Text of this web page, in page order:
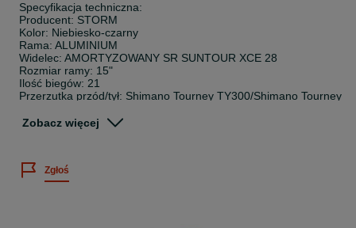
Specyfikacja techniczna:
Producent: STORM
Kolor: Niebiesko-czarny
Rama: ALUMINIUM
Widelec: AMORTYZOWANY SR SUNTOUR XCE 28
Rozmiar ramy: 15"
Ilość biegów: 21
Przerzutka przód/tył: Shimano Tourney TY300/Shimano Tourney
Manetki: Shimano Altus ST-EF505 3x7
Pedały: PF-830A
Rozmiar kół: 27,5"
Zobacz więcej
Zgłoś